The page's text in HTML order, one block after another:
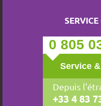
0 805
Service
Depuis
+33 4 83